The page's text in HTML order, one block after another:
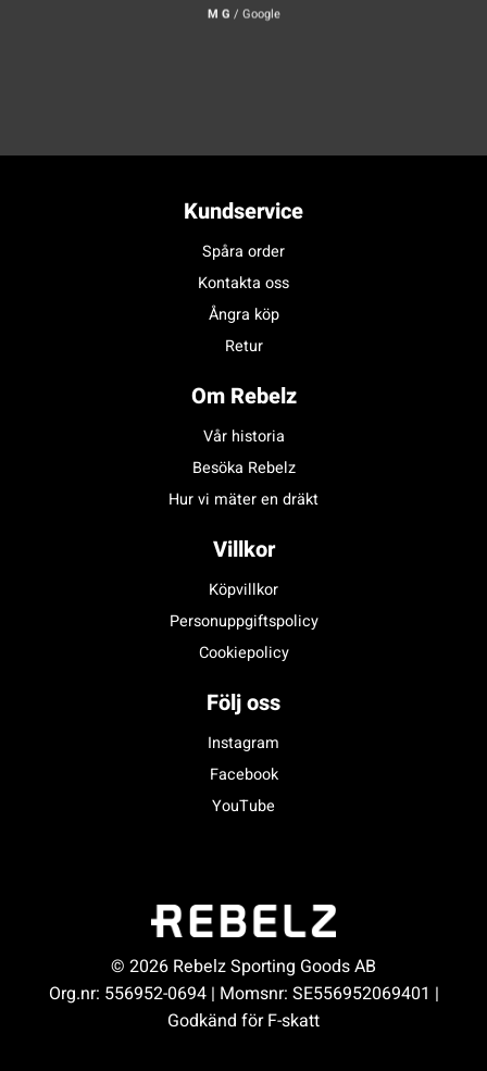
M G / Google
Kundservice
Spåra order
Kontakta oss
Ångra köp
Retur
Om Rebelz
Vår historia
Besöka Rebelz
Hur vi mäter en dräkt
Villkor
Köpvillkor
Personuppgiftspolicy
Cookiepolicy
Följ oss
Instagram
Facebook
YouTube
© 2026 Rebelz Sporting Goods AB
Org.nr: 556952-0694 | Momsnr: SE556952069401 |
Godkänd för F-skatt